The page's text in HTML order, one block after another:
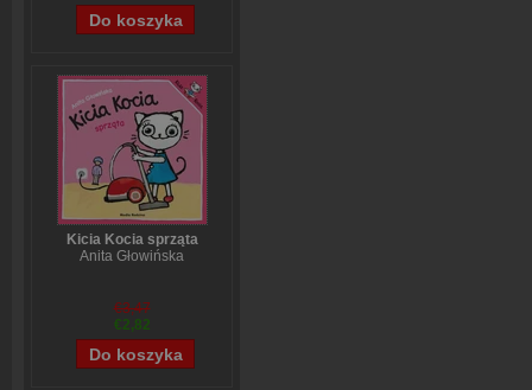
Kicia Kocia sprząta
Anita Głowińska
€3,47
€2,82